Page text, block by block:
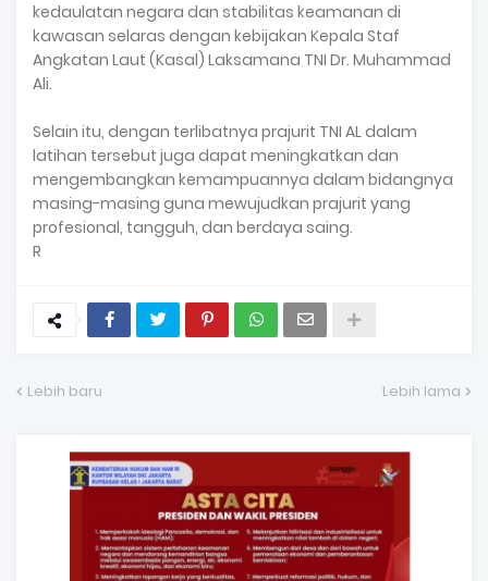
kedaulatan negara dan stabilitas keamanan di
kawasan selaras dengan kebijakan Kepala Staf
Angkatan Laut (Kasal) Laksamana TNI Dr. Muhammad
Ali.
Selain itu, dengan terlibatnya prajurit TNI AL dalam
latihan tersebut juga dapat meningkatkan dan
mengembangkan kemampuannya dalam bidangnya
masing-masing guna mewujudkan prajurit yang
profesional, tangguh, dan berdaya saing.
R
Lebih baru Lebih lama